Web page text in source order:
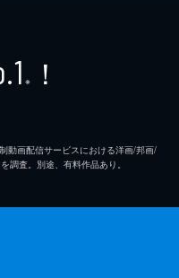
※ ！
動画配信サービスにおける洋画/邦画/
調査。別途、有料作品あり。